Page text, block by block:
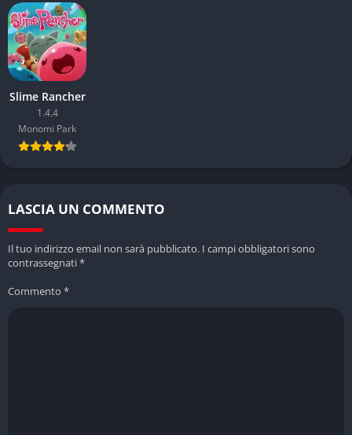
Slime Rancher
1.4.4
Monomi Park
LASCIA UN COMMENTO
Il tuo indirizzo email non sarà pubblicato. I campi obbligatori sono
contrassegnati*
Commento *